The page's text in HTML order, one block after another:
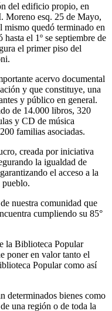
del edificio propio, en
Moreno esq. 25 de Mayo,
quedó terminado en
el 1º se septiembre de
el primer piso del
acervo documental
y que constituye, una
y público en general.
de 14.000 libros, 320
y CD de música
familias asociadas.
creada por iniciativa
la igualdad de
el acceso a la
pueblo.
nuestra comunidad que
cumpliendo su 85°
la Biblioteca Popular
poner en valor tanto el
Popular como así
determinados bienes como
una región o de toda la